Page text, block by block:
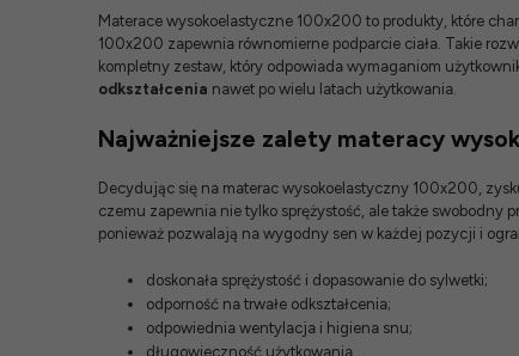
Materace wysokoelastyczne 100x200 to produkty, które
100x200 zapewnia równomierne podparcie ciała. Takie
kompletny zestaw, który odpowiada wymaganiom
odkształcenia nawet po wielu latach użytkowania.
Najważniejsze zalety materacy
Decydując się na materac wysokoelastyczny 100x200,
czemu zapewnia nie tylko sprężystość, ale także swobodny
ponieważ pozwalają na wygodny sen w każdej pozycji i
doskonała sprężystość i dopasowanie do sylwetki;
odporność na trwałe odkształcenia;
odpowiednia wentylacja i higiena snu;
długowieczność użytkowania.